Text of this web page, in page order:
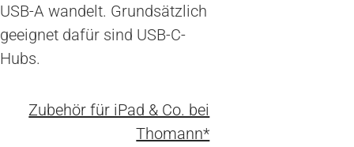
USB-A wandelt. Grundsätzlich
geeignet dafür sind USB-C-
Hubs.
Zubehör für iPad & Co. bei
Thomann*